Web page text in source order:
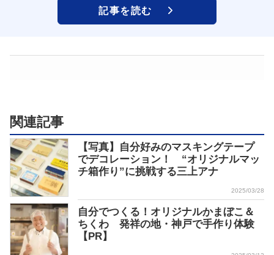
記事を読む
関連記事
【写真】自分好みのマスキングテープ
でデコレーション！ “オリジナルマッ
チ箱作り”に挑戦する三上アナ
2025/03/28
自分でつくる！オリジナルかまぼこ＆
ちくわ 発祥の地・神戸で手作り体験
【PR】